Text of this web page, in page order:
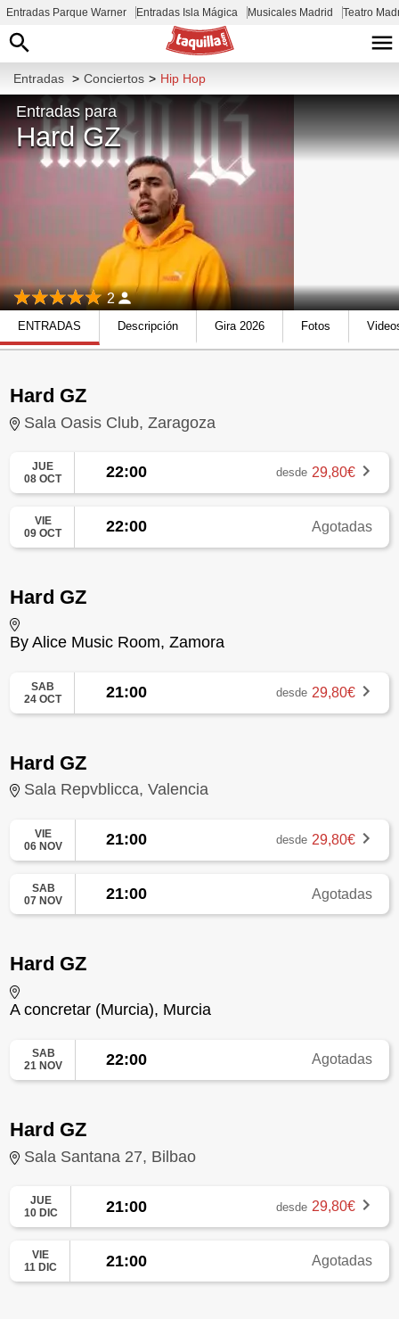
Entradas Parque Warner Entradas Isla Mágica Musicales Madrid Teatro
Entradas > Conciertos > Hip Hop
Entradas para
Hard GZ
2
ENTRADAS Descripción Gira 2026 Fotos
Hard GZ
Sala Oasis Club, Zaragoza
JUE
08 OCT
22:00 desde 29,80€
VIE
09 OCT
22:00 Agotadas
Hard GZ
By Alice Music Room, Zamora
SAB
24 OCT
21:00 desde 29,80€
Hard GZ
Sala Repvblicca, Valencia
VIE
06 NOV
21:00 desde 29,80€
SAB
07 NOV
21:00 Agotadas
Hard GZ
A concretar (Murcia), Murcia
SAB
21 NOV
22:00 Agotadas
Hard GZ
Sala Santana 27, Bilbao
JUE
10 DIC
21:00 desde 29,80€
VIE
11 DIC
21:00 Agotadas